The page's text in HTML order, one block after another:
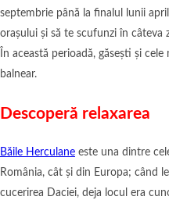
septembrie până la finalul lunii
orașului și să te scufunzi în câteva
În această perioadă, găsești și
balnear.
Descoperă relaxarea
Băile Herculane este una dintre
România, cât și din Europa; când
cucerirea Daciei, deja locul era